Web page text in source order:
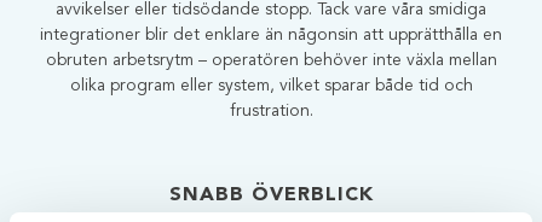
avvikelser eller tidsödande stopp. Tack vare våra smidiga
integrationer blir det enklare än någonsin att upprätthålla en
obruten arbetsrytm – operatören behöver inte växla mellan
olika program eller system, vilket sparar både tid och
frustration.
SNABB ÖVERBLICK